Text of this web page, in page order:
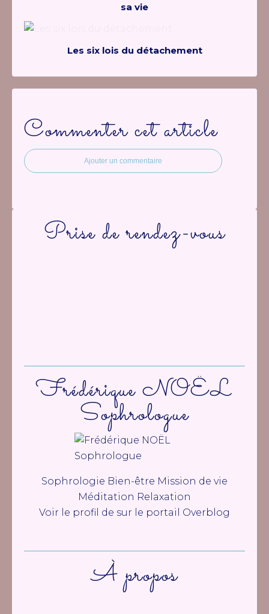
sa vie
Les six lois du détachement
Commenter cet article
Ajouter un commentaire
Frédérique NOËL
Sophrologue
Sophrologie Bien-être Mission de vie
Méditation Relaxation
Voir le profil de sur le portail Overblog
À propos
Prise de rendez-vous